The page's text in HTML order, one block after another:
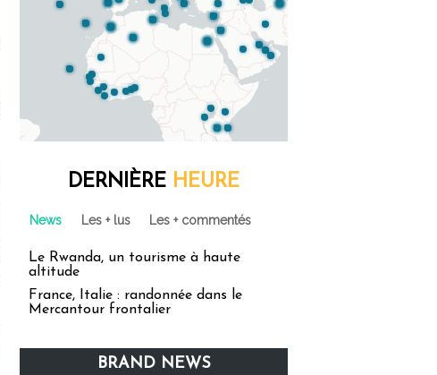
DERNIÈRE HEURE
News Les + lus Les + commentés
Le Rwanda, un tourisme à haute
altitude
France, Italie : randonnée dans le
Mercantour frontalier
BRAND NEWS